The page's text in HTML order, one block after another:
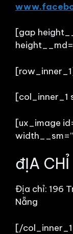
[gap
[col_inner_1
[ux_image
đỊA CHỈ
Địa chỉ: 196
Nẵng
[/